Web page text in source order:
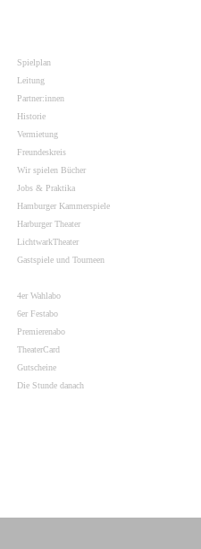
Spielplan
Leitung
Partner:innen
Historie
Vermietung
Freundeskreis
Wir spielen Bücher
Jobs & Praktika
Hamburger Kammerspiele
Harburger Theater
LichtwarkTheater
Gastspiele und Tourneen
4er Wahlabo
6er Festabo
Premierenabo
TheaterCard
Gutscheine
Die Stunde danach